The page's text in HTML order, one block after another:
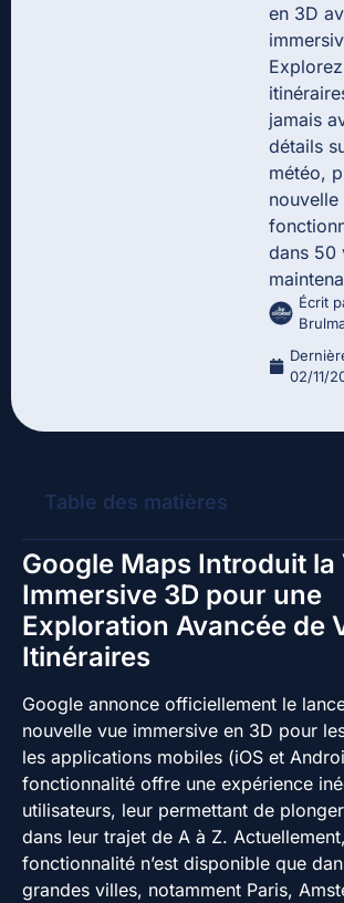
en 3D
jamais
détails
météo,
nouvelle
dans 50
Écrit
02/11/
Table des matières
Google Maps Introduit la
Immersive 3D pour une
Exploration Avancée de
Itinéraires
Google annonce officiellement le
nouvelle vue immersive en 3D pour
les applications mobiles (iOS et
fonctionnalité offre une expérience
utilisateurs, leur permettant de
dans leur trajet de A à Z.
fonctionnalité n’est disponible que
grandes villes, notamment Paris,